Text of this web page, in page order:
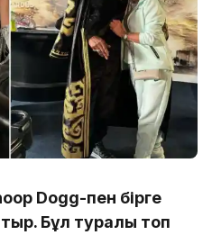
Dogg-пен бірге
Бұл туралы топ